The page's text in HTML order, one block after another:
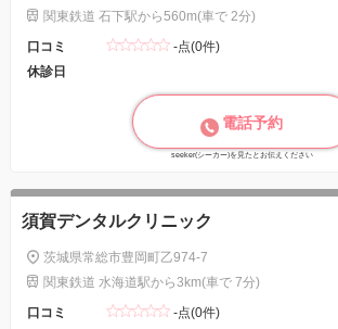
関東鉄道 石下駅から560m(車で 2分)
口コミ
-点(0件)
休診日
電話予約
seeker(シーカー)を見たとお伝えください
須賀デンタルクリニック
茨城県常総市豊岡町乙974-7
関東鉄道 水海道駅から3km(車で 7分)
口コミ
-点(0件)